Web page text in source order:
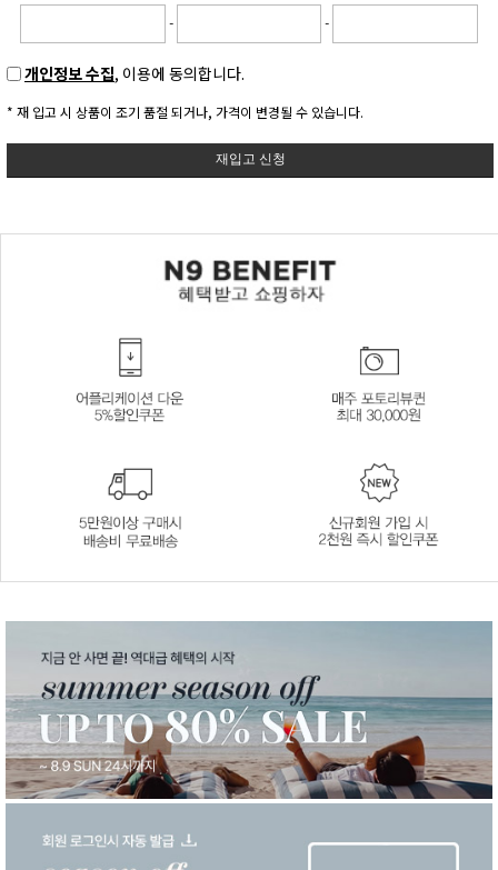
- -
개인정보 수집, 이용에 동의합니다.
* 재 입고 시 상품이 조기 품절 되거나, 가격이 변경될 수 있습니다.
재입고 신청